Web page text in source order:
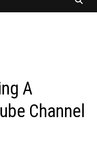
A
Channel